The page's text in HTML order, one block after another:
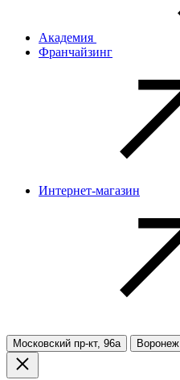
Академия
Франчайзинг
Интернет-магазин
Московский пр-кт, 96а Воронеж